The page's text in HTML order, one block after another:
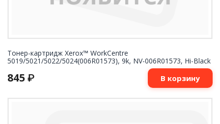
Тонер-картридж Xerox™ WorkCentre
5019/5021/5022/5024(006R01573), 9k, NV-006R01573, Hi-Black
845 ₽ В корзину